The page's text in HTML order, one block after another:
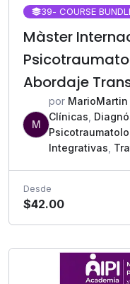
39- COURSE
Màster
Abordaje
M
por MarioMartin
Clínicas
Integrativas
Desde
$42.00